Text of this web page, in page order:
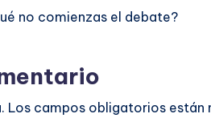
no comienzas el debate?
Los campos obligatorios están